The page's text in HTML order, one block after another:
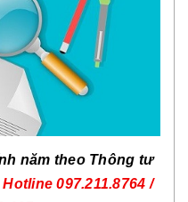
năm theo Thông tư
Hotline097.211.8764 /